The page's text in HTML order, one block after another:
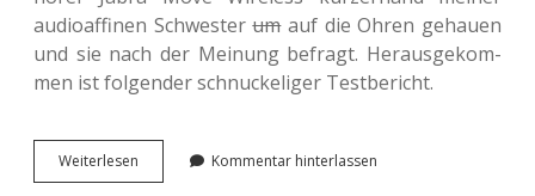
audio­af­fi­nen Schwes­terumauf die Ohren gehau­en
und sie nach der Mei­nung befragt. Her­aus­ge­kom­
men ist fol­gen­der schnu­cke­li­ger Testbericht.
Wei­ter­le­sen
Move
Kommentar hinterlassen